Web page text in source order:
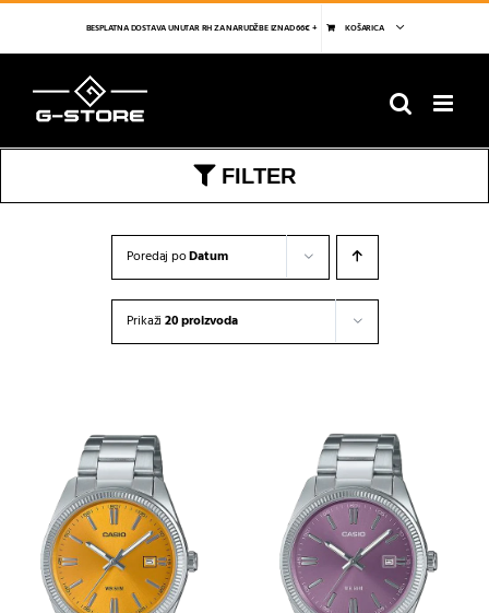
Skip
content
BESPLATNA DOSTAVA UNUTAR RH ZA NARUDŽBE IZNAD 66€ + KOŠARICA
Poredaj poDatum
Prikaži 20 proizvoda
FILTER